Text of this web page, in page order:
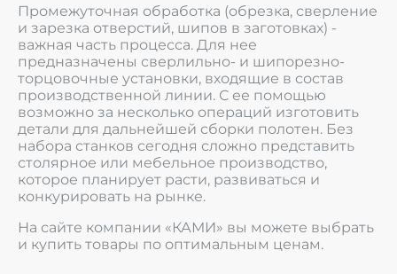
Промежуточная обработка (обрезка, сверление
и зарезка отверстий, шипов в заготовках) -
важная часть процесса. Для нее
предназначены сверлильно- и шипорезно-
торцовочные установки, входящие в состав
производственной линии. С ее помощью
возможно за несколько операций изготовить
детали для дальнейшей сборки полотен. Без
набора станков сегодня сложно представить
столярное или мебельное производство,
которое планирует расти, развиваться и
конкурировать на рынке.
На сайте компании «КАМИ» вы можете выбрать
и купить товары по оптимальным ценам.